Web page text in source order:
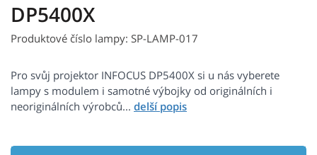
DP5400X
Produktové číslo lampy: SP-LAMP-017
Pro svůj projektor INFOCUS DP5400X si u nás vyberete
lampy s modulem i samotné výbojky od originálních i
neoriginálních výrobců...